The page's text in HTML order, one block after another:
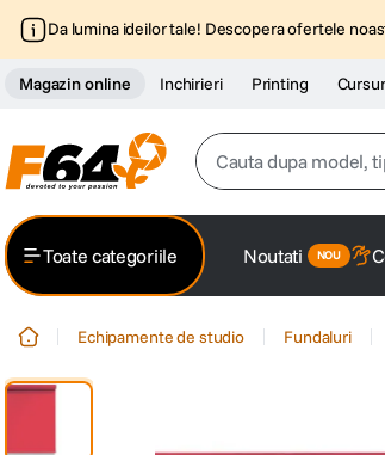
Da lumina ideilor tale! Descopera ofertele
Magazin online Inchirieri Printing
Cauta dupa model,
trepied
Toate categoriile Noutati
Echipamente de studio Fundaluri